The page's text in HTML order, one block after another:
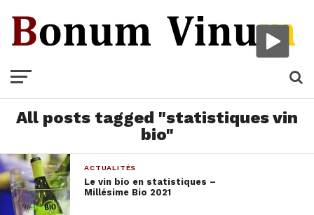
All posts tagged "statistiques vin
bio"
ACTUALITÉS
Le vin bio en statistiques –
Millésime Bio 2021